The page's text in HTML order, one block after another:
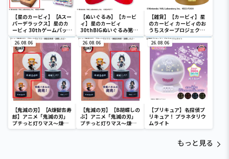
【星のカービィ】【Aスー
パーデラックス】星のカ
ービィ 30thゲームパッケ
ージクッション
【ぬいぐるみ】【カービ
ィ】星のカービィ
30thBIGぬいぐるみ第二
弾
【雑貨】【カービィ】星
のカービィ カービィのお
うちスタープロジェクタ
ー
26.08.06
【鬼滅の刃】【A煉獄杏寿
郎】アニメ「鬼滅の刃」
プチっと灯りマス～煉獄
杏寿郎・胡蝶しのぶ～
26.08.06
【鬼滅の刃】【B胡蝶しの
ぶ】アニメ「鬼滅の刃」
プチっと灯りマス～煉獄
杏寿郎・胡蝶しのぶ～
26.08.06
【プリキュア】名探偵プ
リキュア！ プラネタリウ
ムライト
もっと見る